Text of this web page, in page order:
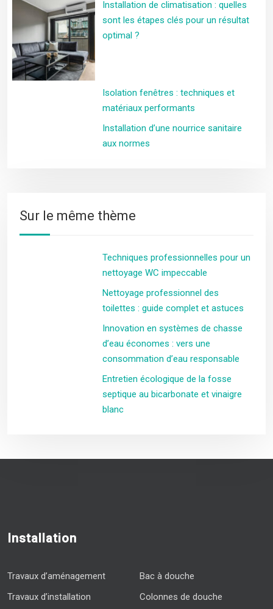
Installation de climatisation : quelles
sont les étapes clés pour un résultat
optimal ?
Isolation fenêtres : techniques et
matériaux performants
Installation d’une nourrice sanitaire
aux normes
Sur le même thème
Techniques professionnelles pour un
nettoyage WC impeccable
Nettoyage professionnel des
toilettes : guide complet et astuces
Innovation en systèmes de chasse
d’eau économes : vers une
consommation d’eau responsable
Entretien écologique de la fosse
septique au bicarbonate et vinaigre
blanc
Installation
Travaux d’aménagement
Travaux d’installation
Bac à douche
Colonnes de douche